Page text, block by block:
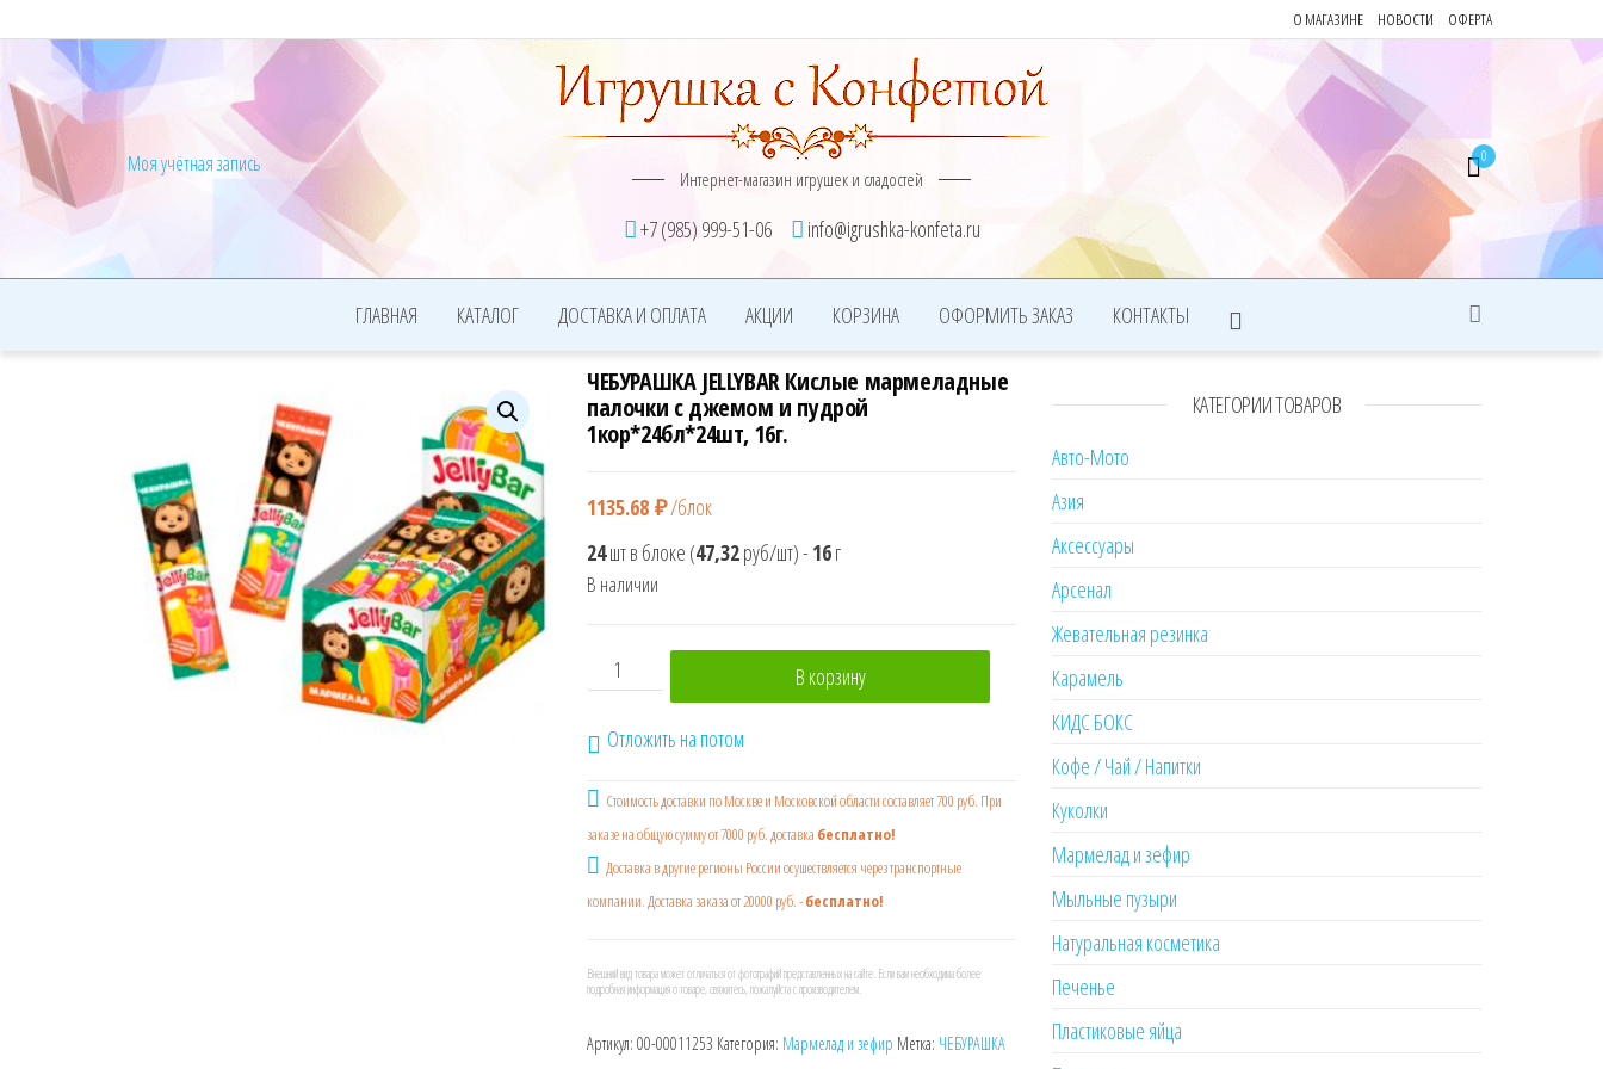
О МАГАЗИНЕ НОВОСТИ ОФЕРТА
Интернет-магазин игрушек и сладостей
0
Моя учётная запись
+7 (985) 999-51-06 info@igrushka-konfeta.ru
ГЛАВНАЯ КАТАЛОГ ДОСТАВКА И ОПЛАТА АКЦИИ КОРЗИНА ОФОРМИТЬ ЗАКАЗ КОНТАКТЫ
ЧЕБУРАШКА JELLYBAR Кислые мармеладные
палочки с джемом и пудрой
1кор*24бл*24шт, 16г.
1135.68 ₽/блок
24шт в блоке (47,32руб/шт)- 16г
В наличии
Количество товара ЧЕБУРАШКА JELLYBAR Кислые мармеладные палочки с джемом и пудрой 1кор*24бл*24шт,
В корзину
Отложить на потом
Стоимость доставки по Москве и Московской области составляет 700 руб. При
заказе на общую сумму от 7000 руб. доставка бесплатно!
Доставка в другие регионы России осушествляется через транспортные
компании. Доставка заказа от 20000 руб. -бесплатно!
Внешний вид товара может отличаться от фотографий представленных на сайте. Если вам необходима более
подробная информация о товаре, свяжитесь, пожалуйста с производителем.
Артикул: 00-00011253 Категория: Мармелад и зефир Метка: ЧЕБУРАШКА
КАТЕГОРИИ ТОВАРОВ
Авто-Мото
Азия
Аксессуары
Арсенал
Жевательная резинка
Карамель
КИДС БОКС
Кофе / Чай / Напитки
Куколки
Мармелад и зефир
Мыльные пузыри
Натуральная косметика
Печенье
Пластиковые яйца